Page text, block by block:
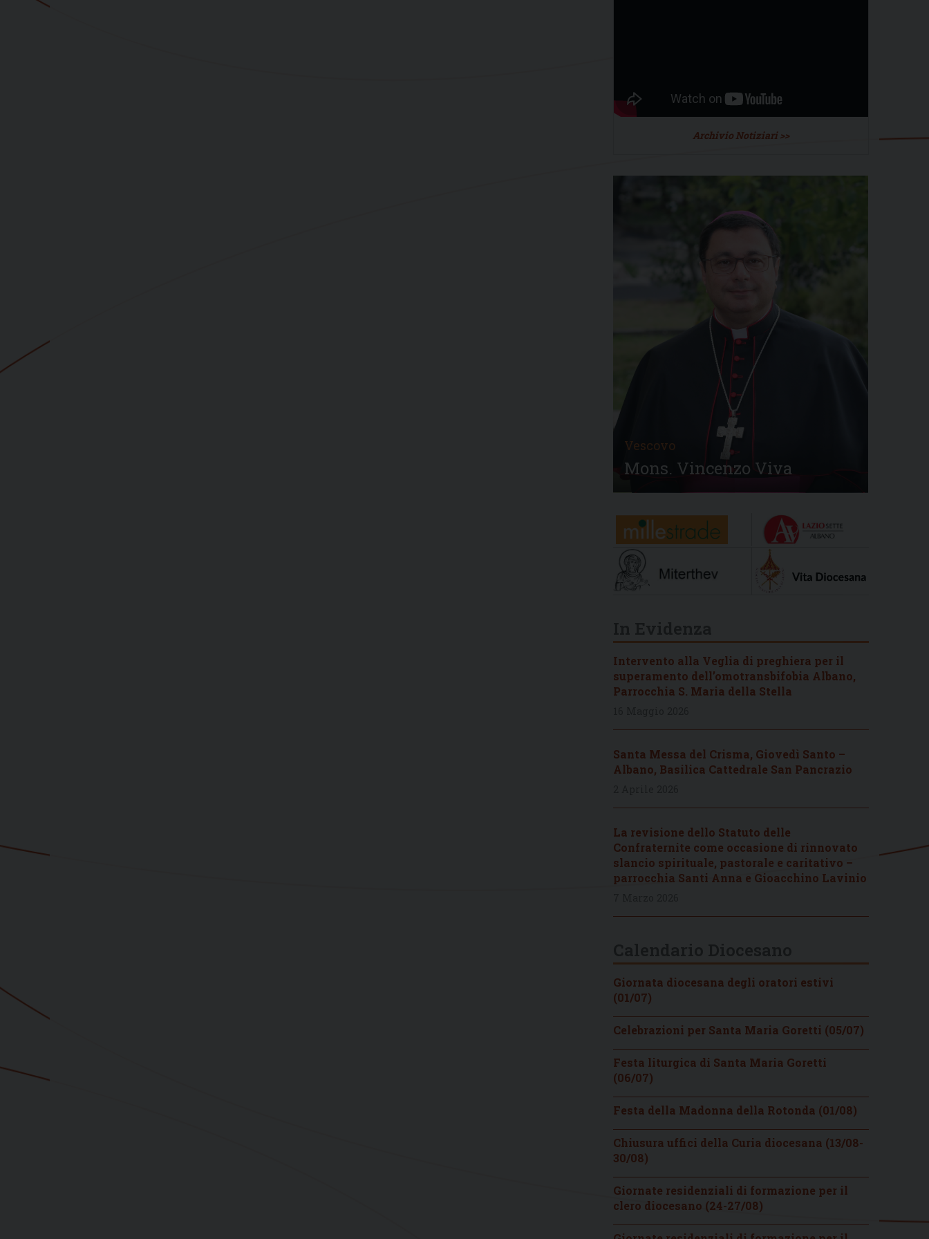
Archivio Notiziari >>
Vescovo
Mons. Vincenzo Viva
Intervento alla Veglia di preghiera per il
superamento dell’omotransbifobia Albano,
Parrocchia S. Maria della Stella
Santa Messa del Crisma, Giovedì Santo –
Albano, Basilica Cattedrale San Pancrazio
La revisione dello Statuto delle
Confraternite come occasione di rinnovato
slancio spirituale, pastorale e caritativo –
parrocchia Santi Anna e Gioacchino Lavinio
Giornata diocesana degli oratori estivi
(01/07)
Celebrazioni per Santa Maria Goretti (05/07)
Festa liturgica di Santa Maria Goretti
(06/07)
Festa della Madonna della Rotonda (01/08)
Chiusura uffici della Curia diocesana (13/08-
30/08)
Giornate residenziali di formazione per il
clero diocesano (24-27/08)